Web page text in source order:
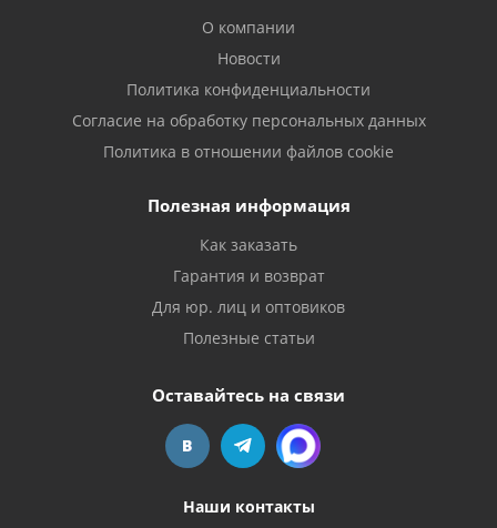
О компании
Новости
Политика конфиденциальности
Согласие на обработку персональных данных
Политика в отношении файлов cookie
Полезная информация
Как заказать
Гарантия и возврат
Для юр. лиц и оптовиков
Полезные статьи
Оставайтесь на связи
Наши контакты